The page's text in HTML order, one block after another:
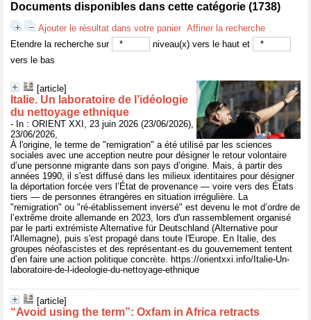
Documents disponibles dans cette catégorie (1738)
Ajouter le résultat dans votre panier Affiner la recherche
Etendre la recherche sur
niveau(x) vers le haut et
vers le bas
[article]
Italie. Un laboratoire de l’idéologie
du nettoyage ethnique
- In : ORIENT XXI, 23 juin 2026 (23/06/2026),
23/06/2026,
À l'origine, le terme de "remigration" a été utilisé par les sciences
sociales avec une acception neutre pour désigner le retour volontaire
d’une personne migrante dans son pays d’origine. Mais, à partir des
années 1990, il s'est diffusé dans les milieux identitaires pour désigner
la déportation forcée vers l’État de provenance — voire vers des États
tiers — de personnes étrangères en situation irrégulière. La
"remigration" ou "ré-établissement inversé" est devenu le mot d’ordre de
l’extrême droite allemande en 2023, lors d'un rassemblement organisé
par le parti extrémiste Alternative für Deutschland (Alternative pour
l'Allemagne), puis s'est propagé dans toute l'Europe. En Italie, des
groupes néofascistes et des représentant·es du gouvernement tentent
d’en faire une action politique concrète. https://orientxxi.info/Italie-Un-
laboratoire-de-l-ideologie-du-nettoyage-ethnique
[article]
“Avoid using the term”: Oxfam in Africa retracts